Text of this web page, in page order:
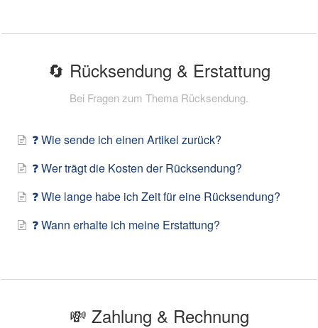
🔄 Rücksendung & Erstattung
Bei Fragen zum Thema Rücksendung.
❓ Wie sende ich einen Artikel zurück?
❓ Wer trägt die Kosten der Rücksendung?
❓ Wie lange habe ich Zeit für eine Rücksendung?
❓ Wann erhalte ich meine Erstattung?
💸 Zahlung & Rechnung